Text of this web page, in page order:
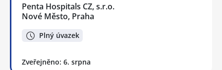
Penta Hospitals CZ, s.r.o.
Nové Město, Praha
Plný úvazek
Zveřejněno: 6. srpna